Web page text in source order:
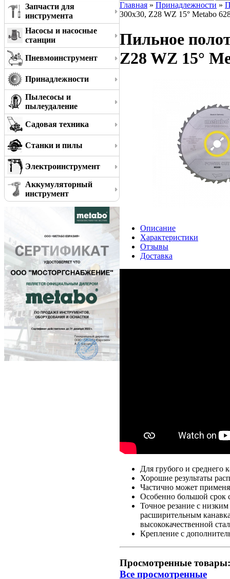
Запчасти для
инструмента
Насосы и насосные
станции
Пневмоинструмент
Принадлежности
Пылесосы и
пылеудаление
Садовая техника
Станки и пилы
Электроинструмент
Аккумуляторный
инструмент
Главная » Принадлежности »
300x30, Z28 WZ 15° Metabo
Пильное
Z28 WZ 15°
Описание
Характеристики
Отзывы
Доставка
Для грубого и среднего
Хорошие результаты
Частично может
Особенно большой срок
Точное резание с
расширительным
высококачественной
Крепление с
Просмотренные товары:
Все просмотренные